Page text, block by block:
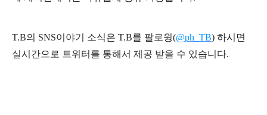
T.B의 SNS이야기 소식은 T.B를 팔로윙(@ph_TB) 하시면
실시간으로 트위터를 통해서 제공 받을 수 있습니다.